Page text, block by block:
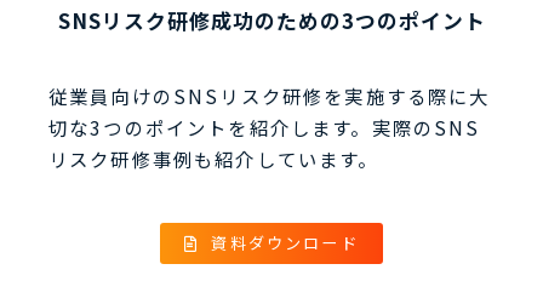
SNSリスク研修成功のための3つのポイント
従業員向けのSNSリスク研修を実施する際に大
切な3つのポイントを紹介します。実際のSNS
リスク研修事例も紹介しています。
資料ダウンロード